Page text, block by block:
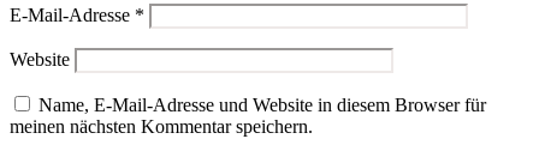
E-Mail-Adresse *
Website
Name, E-Mail-Adresse und Website in diesem Browser für
meinen nächsten Kommentar speichern.